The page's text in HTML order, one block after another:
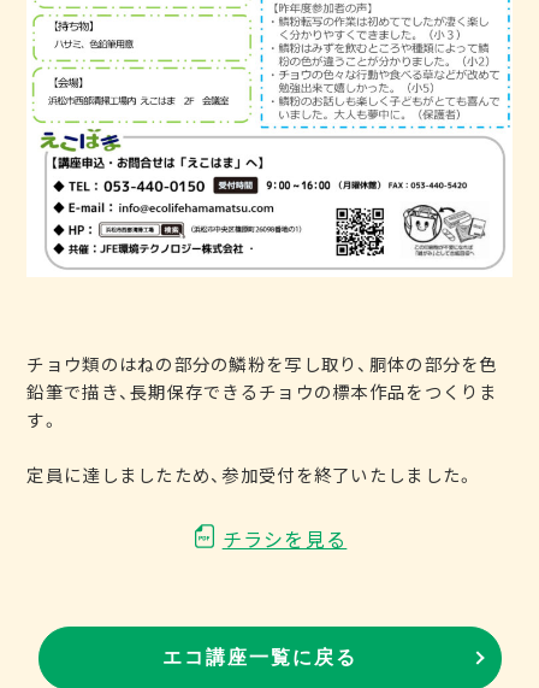
チョウ類のはねの部分の鱗粉を写し取り、胴体の部分を色
鉛筆で描き、長期保存できるチョウの標本作品をつくりま
す。
定員に達しましたため、参加受付を終了いたしました。
チラシを見る
エコ講座一覧に戻る